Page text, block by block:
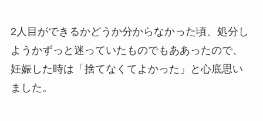
2人目ができるかどうか分からなかった頃、処分し
ようかずっと迷っていたものでもああったので、
妊娠した時は「捨てなくてよかった」と心底思い
ました。